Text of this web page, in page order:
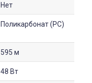
Нет
Поликарбонат (PC)
595 м
48 Вт